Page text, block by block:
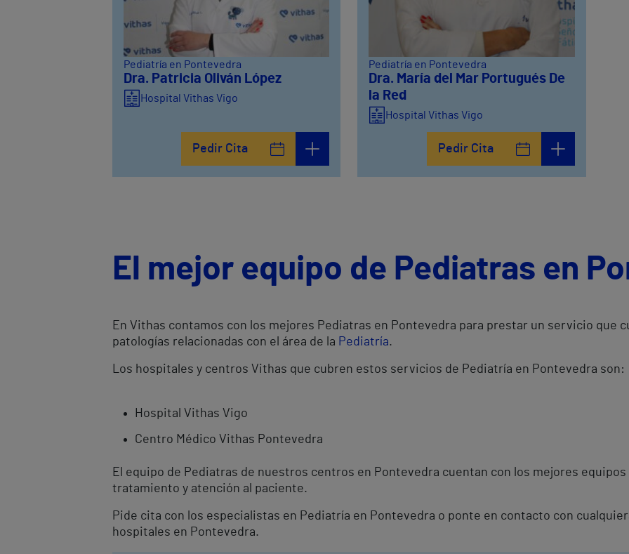
Pediatría en Pontevedra
Dra. Patricia Oliván López
Hospital Vithas Vigo
Pedir Cita
Pediatría en Pontevedra
Dra. María del Mar Portugués De
la Red
Hospital Vithas Vigo
Pedir Cita
El mejor equipo de Pediatras en
En Vithas contamos con los mejores Pediatras en Pontevedra para prestar un servicio que
patologías relacionadas con el área de la Pediatría.
Los hospitales y centros Vithas que cubren estos servicios de Pediatría en Pontevedra son:
Hospital Vithas Vigo
Centro Médico Vithas Pontevedra
El equipo de Pediatras de nuestros centros en Pontevedra cuentan con los mejores
tratamiento y atención al paciente.
Pide cita con los especialistas en Pediatría en Pontevedra o ponte en contacto con
hospitales en Pontevedra.